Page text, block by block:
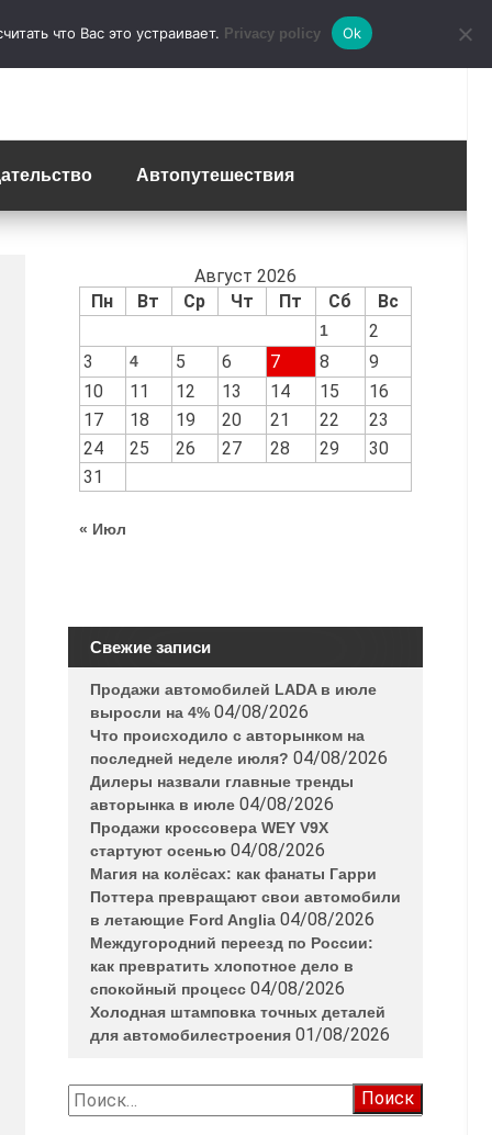
Автопутешествия
Август 2026
Пн
Вт Ср Чт Пт Сб Вс
1
2
3
4 5 6 7 8
9
10
11 12 13 14 15
16
17
18 19 20 21 22
23
24
25 26 27 28 29
30
31
« Июл
Свежие записи
Продажи автомобилей LADA в июле
выросли на 4% 04/08/2026
Что происходило с авторынком на
последней неделе июля? 04/08/2026
Дилеры назвали главные тренды
авторынка в июле 04/08/2026
Продажи кроссовера WEY V9X
стартуют осенью 04/08/2026
Магия на колёсах: как фанаты Гарри
Поттера превращают свои автомобили
в летающие Ford Anglia 04/08/2026
Междугородний переезд по России:
как превратить хлопотное дело в
спокойный процесс 04/08/2026
Холодная штамповка точных деталей
для автомобилестроения 01/08/2026
Найти:
что Вас это устраивает. Privacy policy Ok